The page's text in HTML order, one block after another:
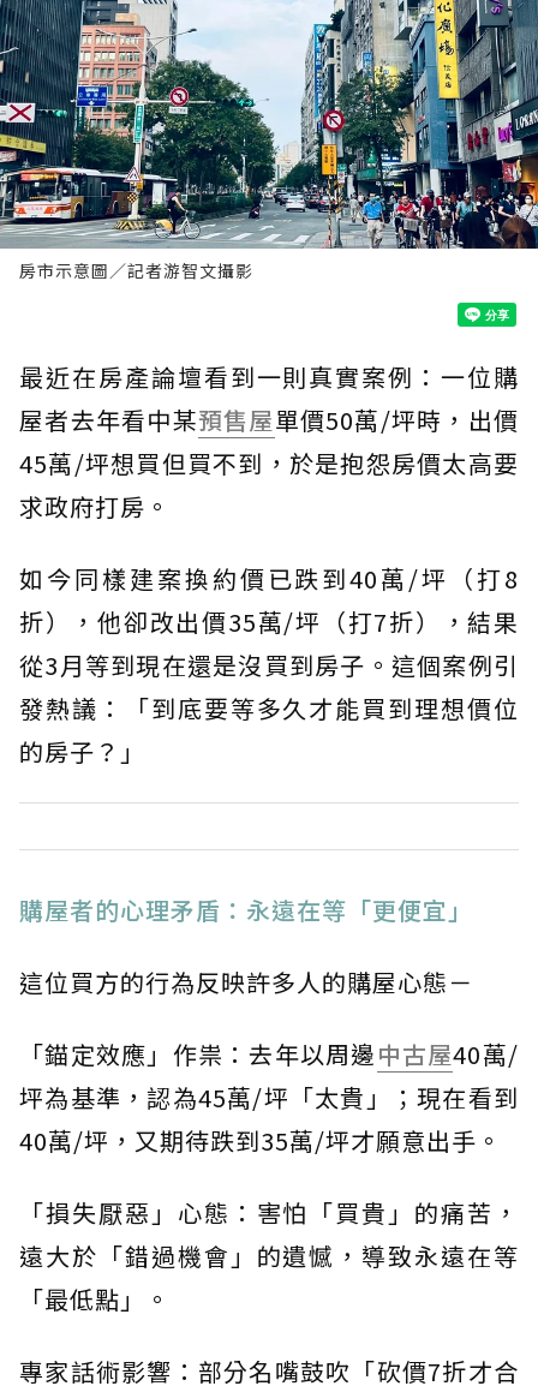
房市示意圖／記者游智文攝影
最近在房產論壇看到一則真實案例：一位購
屋者去年看中某預售屋單價50萬/坪時，出價
45萬/坪想買但買不到，於是抱怨房價太高要
求政府打房。
如今同樣建案換約價已跌到40萬/坪（打8
折），他卻改出價35萬/坪（打7折），結果
從3月等到現在還是沒買到房子。這個案例引
發熱議：「到底要等多久才能買到理想價位
的房子？」
購屋者的心理矛盾：永遠在等「更便宜」
這位買方的行為反映許多人的購屋心態－
「錨定效應」作祟：去年以周邊中古屋40萬/
坪為基準，認為45萬/坪「太貴」；現在看到
40萬/坪，又期待跌到35萬/坪才願意出手。
「損失厭惡」心態：害怕「買貴」的痛苦，
遠大於「錯過機會」的遺憾，導致永遠在等
「最低點」。
專家話術影響：部分名嘴鼓吹「砍價7折才合